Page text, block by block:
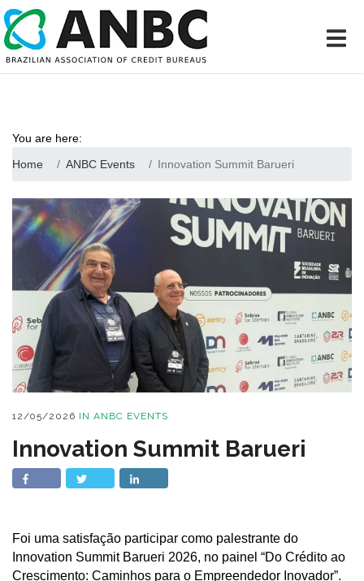
You are here:
Home
ANBC Events Innovation Summit Barueri
12/05/2026 IN ANBC EVENTS
Innovation Summit Barueri
Foi uma satisfação participar como palestrante do
Innovation Summit Barueri 2026, no painel “Do Crédito ao
Crescimento: Caminhos para o Empreendedor Inovador”.